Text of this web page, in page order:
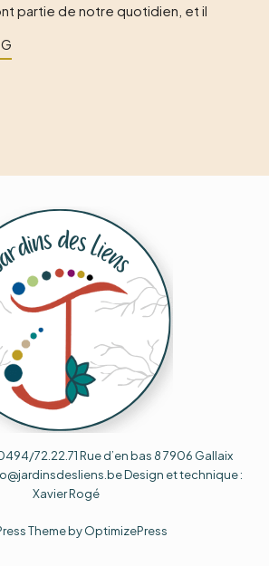
partie de notre quotidien, et il
72.22.71 Rue d’en bas 8 7906 Gallaix
Design et technique :
Xavier Rogé
Theme by OptimizePress